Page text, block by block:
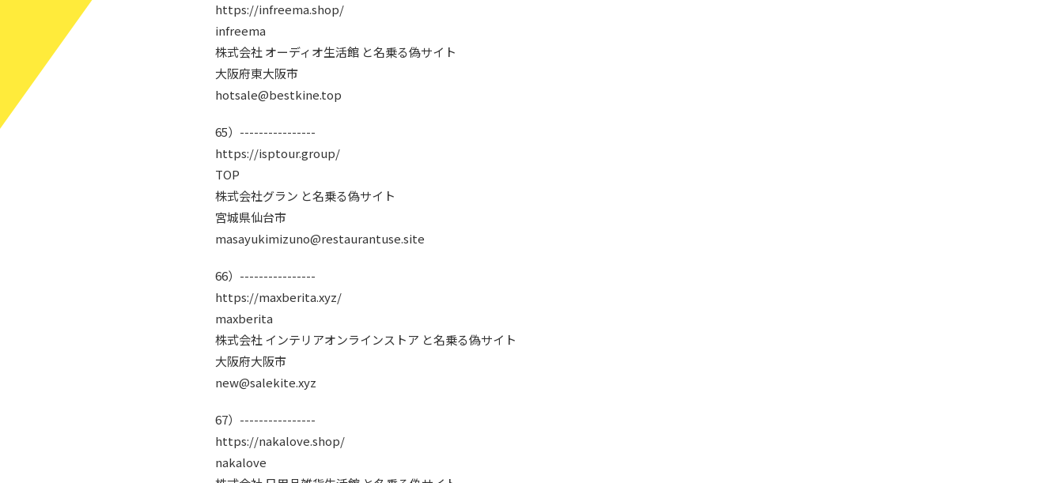
https://infreema.shop/
infreema
株式会社 オーディオ生活館 と名乗る偽サイト
大阪府東大阪市
hotsale@bestkine.top
65）----------------
https://isptour.group/
TOP
株式会社グラン と名乗る偽サイト
宮城県仙台市
masayukimizuno@restaurantuse.site
66）----------------
https://maxberita.xyz/
maxberita
株式会社 インテリアオンラインストア と名乗る偽サイト
大阪府大阪市
new@salekite.xyz
67）----------------
https://nakalove.shop/
nakalove